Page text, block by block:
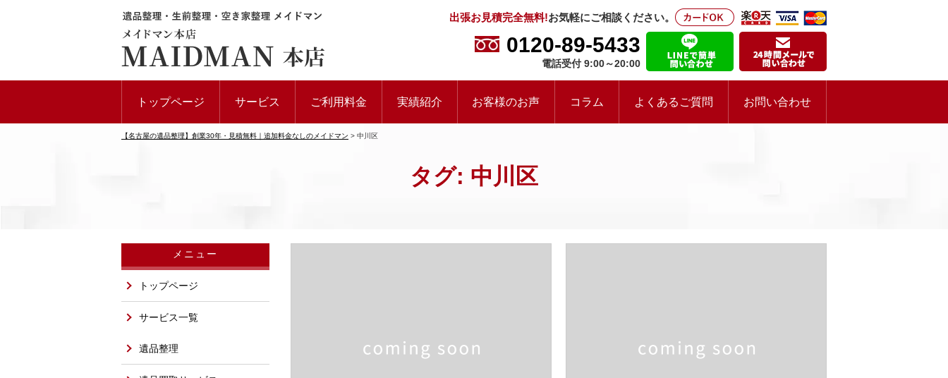
出張お見積完全無料!お気軽にご相談ください。
0120-89-5433
電話受付 9:00～20:00
トップページ サービス ご利用料金 実績紹介 お客様のお声 コラム よくあるご質問 お問い合わせ
【名古屋の遺品整理】創業30年・見積無料｜追加料金なしのメイドマン > 中川区
タグ: 中川区
メニュー
トップページ
サービス一覧
遺品整理